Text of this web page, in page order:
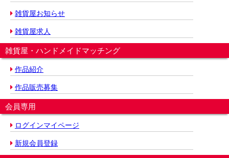
雑貨屋お知らせ
雑貨屋求人
雑貨屋・ハンドメイドマッチング
作品紹介
作品販売募集
会員専用
ログインマイページ
新規会員登録